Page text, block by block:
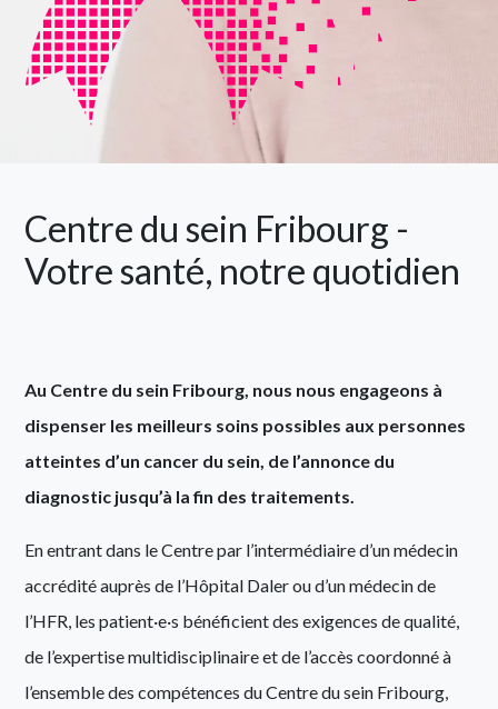
Centre du sein Fribourg -
Votre santé, notre quotidien
Au Centre du sein Fribourg, nous nous engageons à
dispenser les meilleurs soins possibles aux personnes
atteintes d’un cancer du sein, de l’annonce du
diagnostic jusqu’à la fin des traitements.
En entrant dans le Centre par l’intermédiaire d’un médecin
accrédité auprès de l’Hôpital Daler ou d’un médecin de
l’HFR, les patient·e·s bénéficient des exigences de qualité,
de l’expertise multidisciplinaire et de l’accès coordonné à
l’ensemble des compétences du Centre du sein Fribourg,